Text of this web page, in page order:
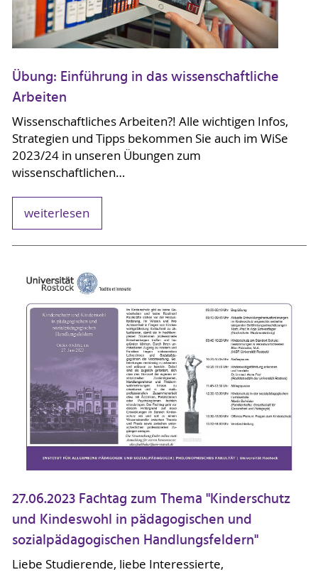
Übung: Einführung in das wissenschaftliche
Arbeiten
Wissenschaftliches Arbeiten?! Alle wichtigen Infos,
Strategien und Tipps bekommen Sie auch im WiSe
2023/24 in unseren Übungen zum
wissenschaftlichen…
weiterlesen
27.06.2023 Fachtag zum Thema "Kinderschutz
und Kindeswohl in pädagogischen und
sozialpädagogischen Handlungsfeldern"
Liebe Studierende, liebe Interessierte,